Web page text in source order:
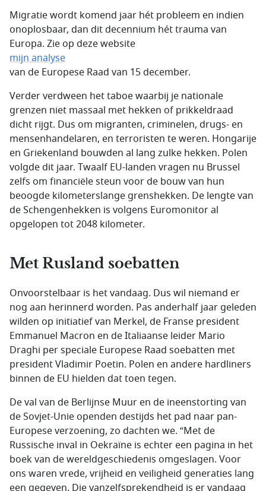
Migratie wordt komend jaar hét probleem en indien
onoplosbaar, dan dit decennium hét trauma van
Europa. Zie op deze website
mijn analyse
van de Europese Raad van 15 december.
Verder verdween het taboe waarbij je nationale
grenzen niet massaal met hekken of prikkeldraad
dicht rijgt. Dus om migranten, criminelen, drugs- en
mensenhandelaren, en terroristen te weren. Hongarije
en Griekenland bouwden al lang zulke hekken. Polen
volgde dit jaar. Twaalf EU-landen vragen nu Brussel
zelfs om financiële steun voor de bouw van hun
beoogde kilometerslange grenshekken. De lengte van
de Schengenhekken is volgens Euromonitor al
opgelopen tot 2048 kilometer.
Met Rusland soebatten
Onvoorstelbaar is het vandaag. Dus wil niemand er
nog aan herinnerd worden. Pas anderhalf jaar geleden
wilden op initiatief van Merkel, de Franse president
Emmanuel Macron en de Italiaanse leider Mario
Draghi per speciale Europese Raad soebatten met
president Vladimir Poetin. Polen en andere hardliners
binnen de EU hielden dat toen tegen.
De val van de Berlijnse Muur en de ineenstorting van
de Sovjet-Unie openden destijds het pad naar pan-
Europese verzoening, zo dachten we. “Met de
Russische inval in Oekraïne is echter een pagina in het
boek van de wereldgeschiedenis omgeslagen. Voor
ons waren vrede, vrijheid en veiligheid generaties lang